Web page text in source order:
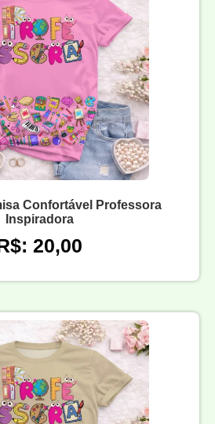
Confortável Professora
Inspiradora
20,00